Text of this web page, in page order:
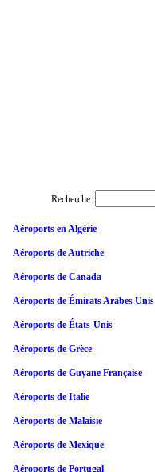
Recherche:
Aéroports en Algérie
Aéroports de Autriche
Aéroports de Canada
Aéroports de Émirats Arabes Unis
Aéroports de États-Unis
Aéroports de Grèce
Aéroports de Guyane Française
Aéroports de Italie
Aéroports de Malaisie
Aéroports de Mexique
Aéroports de Portugal